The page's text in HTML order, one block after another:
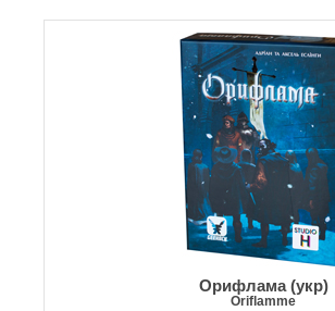
Орифлама (укр)
Oriflamme